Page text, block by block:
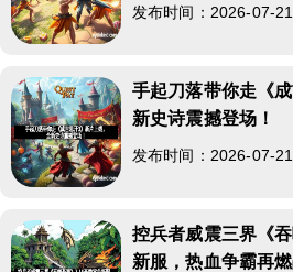
发布时间：2026-07-
手起刀落带你走《
新史诗震撼登场！
发布时间：2026-07-
控兵者威震三界《
新服，热血争霸再燃